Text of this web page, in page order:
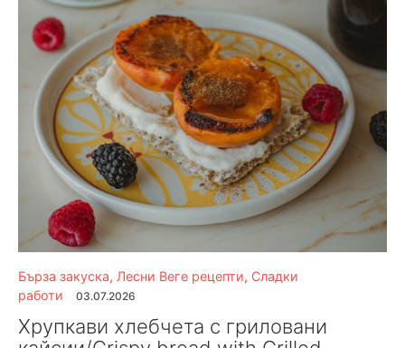
Бърза закуска, Лесни Веге рецепти, Сладки
работи
03.07.2026
Хрупкави хлебчета с гриловани